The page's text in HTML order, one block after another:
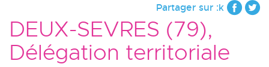
Partager sur :k
DEUX-SEVRES (79),
Délégation territoriale